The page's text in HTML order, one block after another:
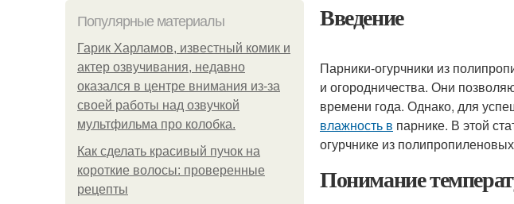
Популярные материалы
Гарик Харламов, известный комик и
актер озвучивания, недавно
оказался в центре внимания из-за
своей работы над озвучкой
мультфильма про колобка.
Как сделать красивый пучок на
короткие волосы: проверенные
рецепты
Введение
Парники-огурчники из
и огородничества. Они
времени года. Однако, для
влажность в парнике. В этой
огурчнике из
Понимание